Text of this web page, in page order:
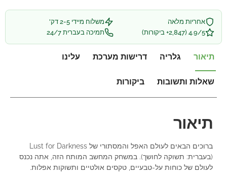
אחריות מלאה
משלוח מיידי 2-5 דק'
4.9/5 (2,847+ ביקורות)
תמיכה בעברית 24/7
תיאור גלריה דרישות מערכת עלינו
שאלות ותשובות ביקורות
תיאור
ברוכים הבאים לעולם האפל והמסתורי של Lust for Darkness
(בעברית: תשוקה לחושך). במשחק המחשב המותח הזה, אתה נכנס
לעולם של כוחות על-טבעיים, טקסים אולטיים ותשוקות אפלות.